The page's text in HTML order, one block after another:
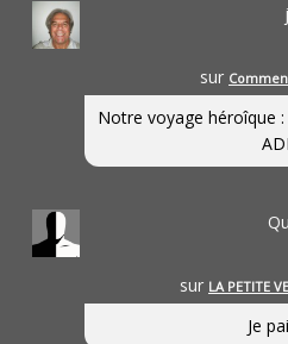
sur
Notre voyage héroîque
sur LA PETITE
Je